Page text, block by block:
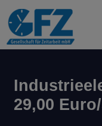
29,00